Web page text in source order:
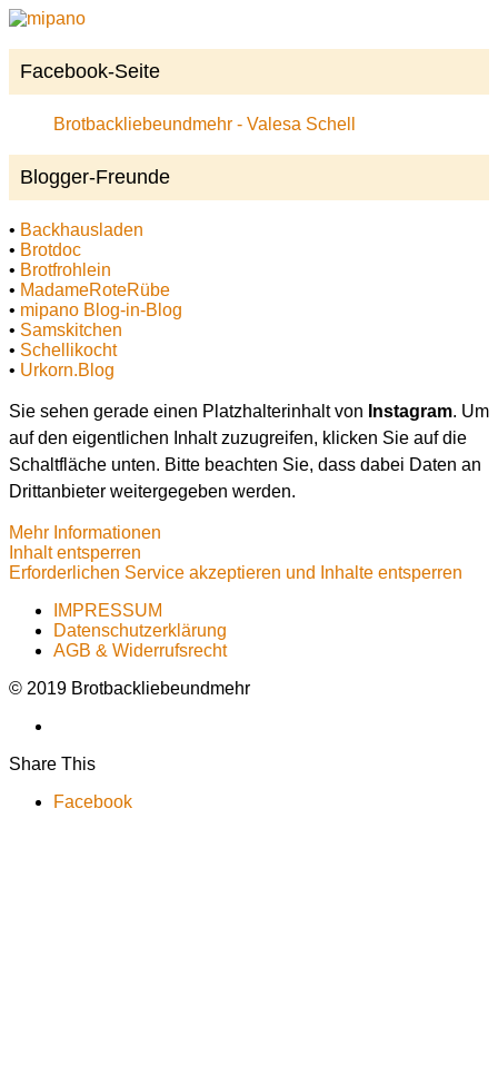
Facebook-Seite
Brotbackliebeundmehr - Valesa Schell
Blogger-Freunde
• Backhausladen
• Brotdoc
• Brotfrohlein
• MadameRoteRübe
• mipano Blog-in-Blog
• Samskitchen
• Schellikocht
• Urkorn.Blog
Sie sehen gerade einen Platzhalterinhalt von Instagram. Um
auf den eigentlichen Inhalt zuzugreifen, klicken Sie auf die
Schaltfläche unten. Bitte beachten Sie, dass dabei Daten an
Drittanbieter weitergegeben werden.
Mehr Informationen
Inhalt entsperren
Erforderlichen Service akzeptieren und Inhalte entsperren
IMPRESSUM
Datenschutzerklärung
AGB & Widerrufsrecht
© 2019 Brotbackliebeundmehr
Share This
Facebook